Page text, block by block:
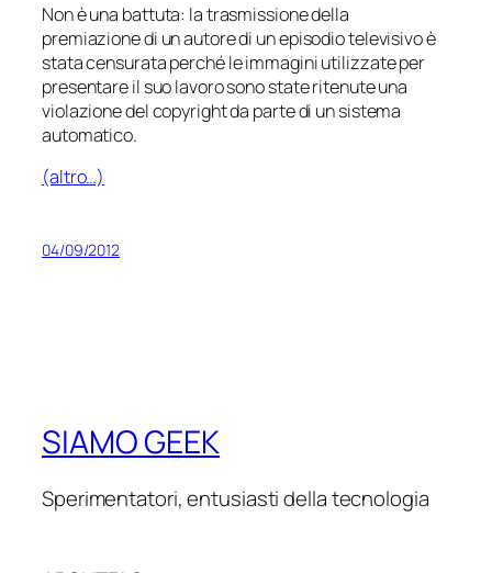
Non è una battuta: la trasmissione della
premiazione di un autore di un episodio televisivo è
stata censurata perché le immagini utilizzate per
presentare il suo lavoro sono state ritenute una
violazione del copyright da parte di un sistema
automatico.
(altro…)
04/09/2012
SIAMO GEEK
Sperimentatori, entusiasti della tecnologia